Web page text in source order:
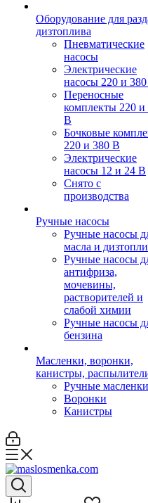
Оборудование для
дизтоплива
Пневматические
насосы
Электрические
насосы 220 и
Переносные
комплекты 220 и
В
Бочковые
220 и 380 В
Электрические
насосы 12 и 24 В
Снято с
производства
Ручные насосы
Ручные насосы
масла и
Ручные насосы
антифриза,
мочевины,
растворителей и
слабой химии
Ручные насосы
бензина
Масленки, воронки,
канистры,
Ручные масленки
Воронки
Канистры